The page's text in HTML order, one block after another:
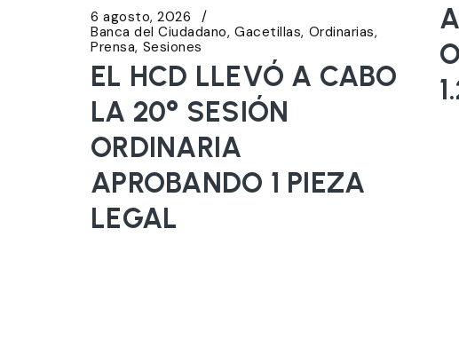
6 agosto, 2026
Banca del Ciudadano Gacetillas Ordinarias
Prensa Sesiones
EL HCD LLEVÓ A CABO
LA 20° SESIÓN
ORDINARIA
APROBANDO 1 PIEZA
LEGAL